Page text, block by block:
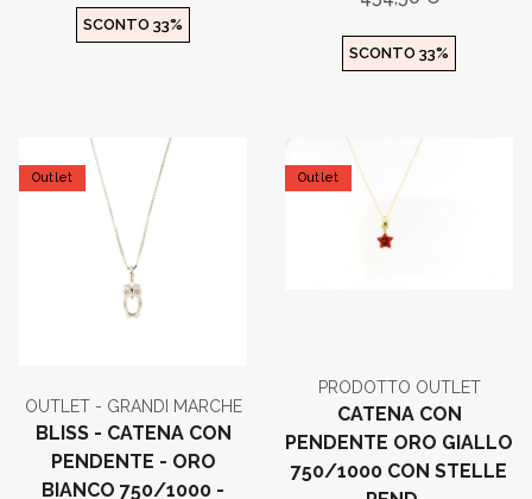
SCONTO 33%
SCONTO 33%
Outlet
OUTLET - GRANDI MARCHE
BLISS - CATENA CON
PENDENTE - ORO
BIANCO 750/1000 -
Outlet
PRODOTTO OUTLET
CATENA CON
PENDENTE ORO GIALLO
750/1000 CON STELLE